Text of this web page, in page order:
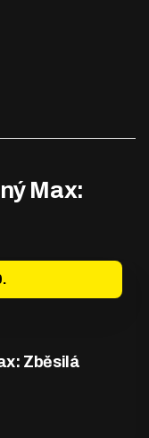
Max:
Zběsilá